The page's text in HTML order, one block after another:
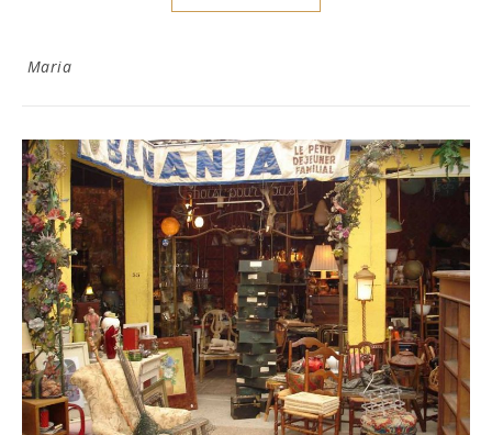
Maria